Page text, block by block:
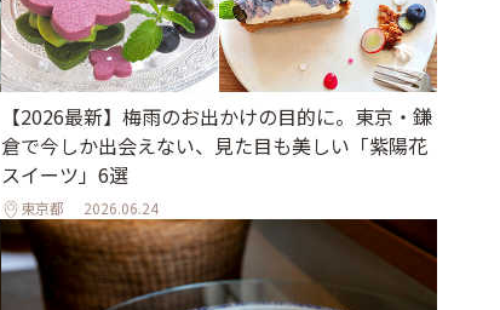
【2026最新】梅雨のお出かけの目的に。東京・鎌
倉で今しか出会えない、見た目も美しい「紫陽花
スイーツ」6選
東京都 2026.06.24